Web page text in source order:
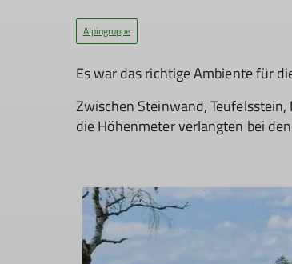
Alpingruppe
Es war das richtige Ambiente für
Zwischen Steinwand,
die Höhenmeter verlangten bei